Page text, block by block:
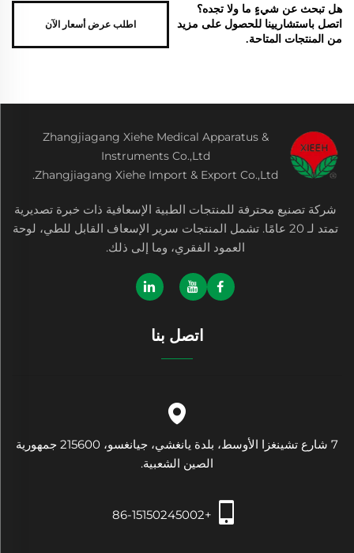
هل تبحث عن شيءٍ ما ولا تجده؟
اتصل باستشاريينا للحصول على مزيد
من المنتجات المتاحة.
اطلب عرض أسعار الآن
Zhangjiagang Xiehe Medical Apparatus &
Instruments Co.,Ltd
Zhangjiagang Xiehe Import & Export Co.,Ltd.
شركة تصنيع محترفة للمنتجات الطبية الإسعافية ذات خبرة تصديرية
تمتد لـ 20 عامًا. تشمل المنتجات سرير الإسعاف القابل للطي، لوحة
العمود الفقري، وما إلى ذلك.
اتصل بنا
7 شارع تشينغزا الأوسط، بلدة يانغشي، جيانغسو، 215600 جمهورية
الصين الشعبية.
+86-15150245002